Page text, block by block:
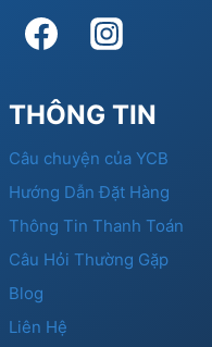
THÔNG TIN
Câu chuyện của YCB
Hướng Dẫn Đặt Hàng
Thông Tin Thanh Toán
Câu Hỏi Thường Gặp
Blog
Liên Hệ